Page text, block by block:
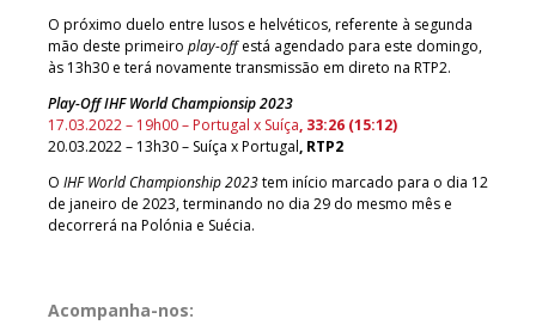
O próximo duelo entre lusos e helvéticos, referente à segunda
mão deste primeiro play-offestá agendado para este domingo,
às 13h30 e terá novamente transmissão em direto na RTP2.
Play-Off IHF World Championsip 2023
17.03.2022 – 19h00 – Portugal x Suíça, 33:26 (15:12)
20.03.2022 – 13h30 – Suíça x Portugal, RTP2
O IHF World Championship 2023tem início marcado para o dia 12
de janeiro de 2023, terminando no dia 29 do mesmo mês e
decorrerá na Polónia e Suécia.
Acompanha-nos: